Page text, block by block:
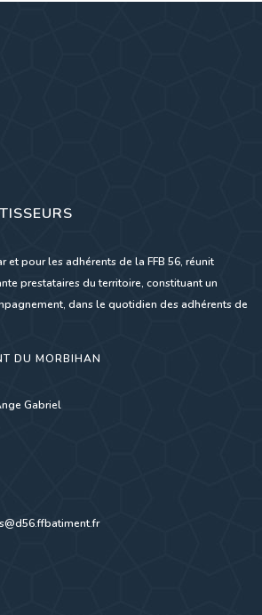
et pour les adhérents de la FFB 56, réunit
prestataires du territoire, constituant un
dans le quotidien des adhérents de
DU MORBIHAN
Gabriel